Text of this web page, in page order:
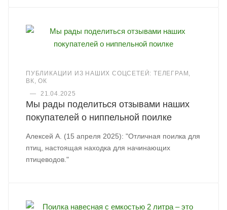
ПУБЛИКАЦИИ ИЗ НАШИХ СОЦСЕТЕЙ: ТЕЛЕГРАМ,
ВК, ОК
—
21.04.2025
Мы рады поделиться отзывами наших
покупателей о ниппельной поилке
Алексей А. (15 апреля 2025): "Отличная поилка для
птиц, настоящая находка для начинающих
птицеводов."